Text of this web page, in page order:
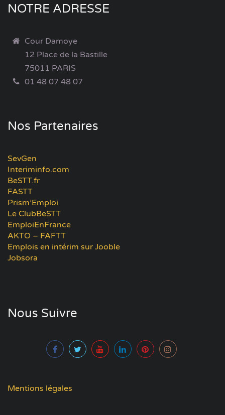
NOTRE ADRESSE
Cour Damoye
12 Place de la Bastille
75011 PARIS
01 48 07 48 07
Nos Partenaires
SevGen
Interiminfo.com
BeSTT.fr
FASTT
Prism’Emploi
Le ClubBeSTT
EmploiEnFrance
AKTO – FAFTT
Emplois en intérim sur Jooble
Jobsora
Nous Suivre
Mentions légales